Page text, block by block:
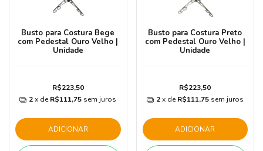
Busto para Costura Bege
com Pedestal Ouro Velho |
Unidade
R$223,50
2 x de R$111,75 sem juros
ADICIONAR
Busto para Costura Preto
com Pedestal Ouro Velho |
Unidade
R$223,50
2 x de R$111,75 sem juros
ADICIONAR